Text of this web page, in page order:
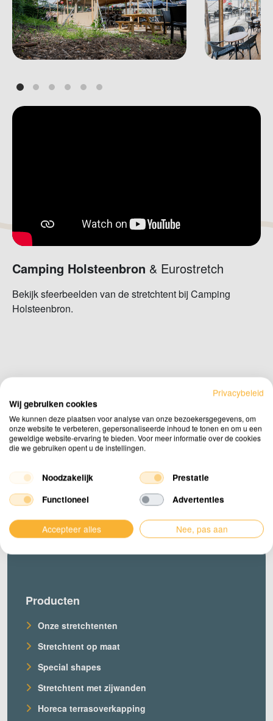
Camping Holsteenbron & Eurostretch
Bekijk sfeerbeelden van de stretchtent bij Camping
Holsteenbron.
Heb jevragenof wil je
eenofferteaanvragen?
Neem contact op
Producten
Onze stretchtenten
Stretchtent op maat
Special shapes
Stretchtent met zijwanden
Horeca terrasoverkapping
Privacybeleid
Wij gebruiken cookies
We kunnen deze plaatsen voor analyse van onze bezoekersgegevens, om
onze website te verbeteren, gepersonaliseerde inhoud te tonen en om u een
geweldige website-ervaring te bieden. Voor meer informatie over de cookies
die we gebruiken opent u de instellingen.
Noodzakelijk
Prestatie
Functioneel
Advertenties
Accepteer alles Nee, pas aan